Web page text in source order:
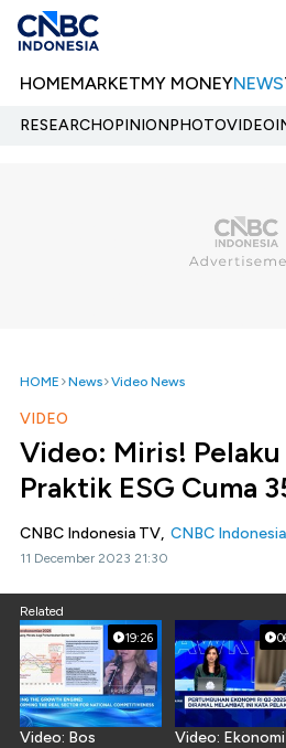
HOMEMARKETMY MONEYNEWS
RESEARCHOPINIONPHOTOVIDEO
HOME News Video News
VIDEO
Video: Miris! Pelaku
Praktik ESG Cuma
CNBC Indonesia TV, CNBC Indonesia
11 December 2023 21:30
Related
19:26
Video: Bos
Video: Ekonomi